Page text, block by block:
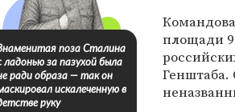
площади
Генштаба.
поза Сталина
ладонью за пазухой была
ради образа — так он
искалеченную в
руку